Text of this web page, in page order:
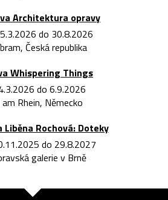
Architektura opravy
do 30.8.2026
Česká republika
Whispering Things
do 6.9.2026
Rhein, Německo
Liběna Rochová: Doteky
do 29.8.2027
galerie v Brně